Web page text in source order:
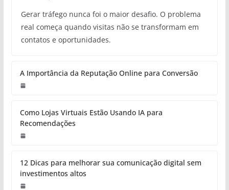
Gerar tráfego nunca foi o maior desafio. O problema
real começa quando visitas não se transformam em
contatos e oportunidades.
A Importância da Reputação Online para Conversão
Como Lojas Virtuais Estão Usando IA para
Recomendações
12 Dicas para melhorar sua comunicação digital sem
investimentos altos